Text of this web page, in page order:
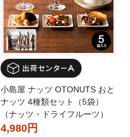
小島屋 ナッツ OTONUTS おと
ナッツ 4種類セット（5袋）
（ナッツ・ドライフルーツ）
4,980円